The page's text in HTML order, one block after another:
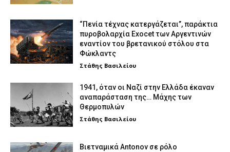
“Πενία τέχνας κατεργάζεται”, παράκτια
πυροβολαρχία Exocet των Αργεντινών
εναντίον του βρετανικού στόλου στα
Φώκλαντς
Στάθης Βασιλείου
1941, όταν οι Ναζί στην Ελλάδα έκαναν
αναπαράσταση της… Μάχης των
Θερμοπυλών
Στάθης Βασιλείου
Βιετναμικά Antonov σε ρόλο